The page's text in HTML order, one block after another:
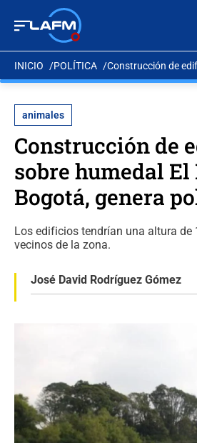
INICIO POLÍTICA Construcción de
animales
Construcción de
sobre humedal
Bogotá, genera
Los edificios tendrían una altura de
vecinos de la zona.
José David Rodríguez Gómez